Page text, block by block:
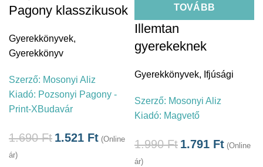
Pagony klasszikusok
Gyerekkönyvek,
Gyerekkönyv
Szerző: Mosonyi Aliz
Kiadó: Pozsonyi Pagony -
Print-XBudavár
1.690Ft 1.521 Ft (Online
ár)
TOVÁBB
Illemtan
gyerekeknek
Gyerekkönyvek, Ifjúsági
Szerző: Mosonyi Aliz
Kiadó: Magvető
1.990Ft 1.791 Ft (Online
ár)